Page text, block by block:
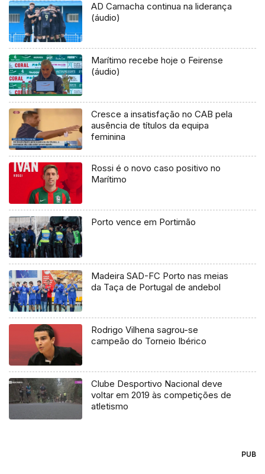
AD Camacha continua na liderança
(áudio)
Marítimo recebe hoje o Feirense
(áudio)
Cresce a insatisfação no CAB pela
ausência de títulos da equipa
feminina
Rossi é o novo caso positivo no
Marítimo
Porto vence em Portimão
Madeira SAD-FC Porto nas meias
da Taça de Portugal de andebol
Rodrigo Vilhena sagrou-se
campeão do Torneio Ibérico
Clube Desportivo Nacional deve
voltar em 2019 às competições de
atletismo
PUB